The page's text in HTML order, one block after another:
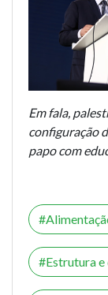
Em fala,
configuração
papo com
Estrutura